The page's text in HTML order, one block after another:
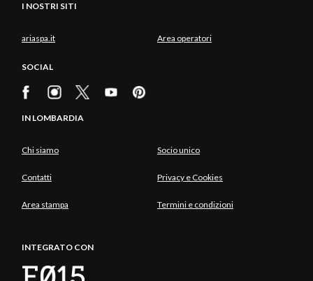
I NOSTRI SITI
ariaspa.it Area operatori
SOCIAL
IN LOMBARDIA
Chi siamo Socio unico
Contatti Privacy e Cookies
Area stampa Termini e condizioni
INTEGRATO CON